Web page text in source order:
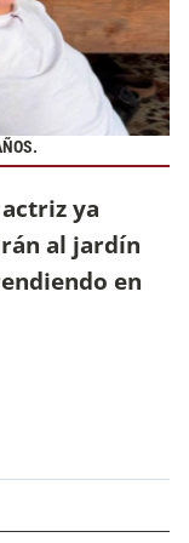
ya
al jardín
en